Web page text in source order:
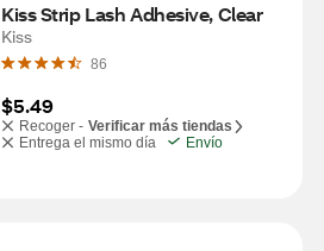
Kiss Strip Lash Adhesive, Clear
Kiss
86
$5.49
Recoger - Verificar más tiendas
Entrega el mismo día
Envío